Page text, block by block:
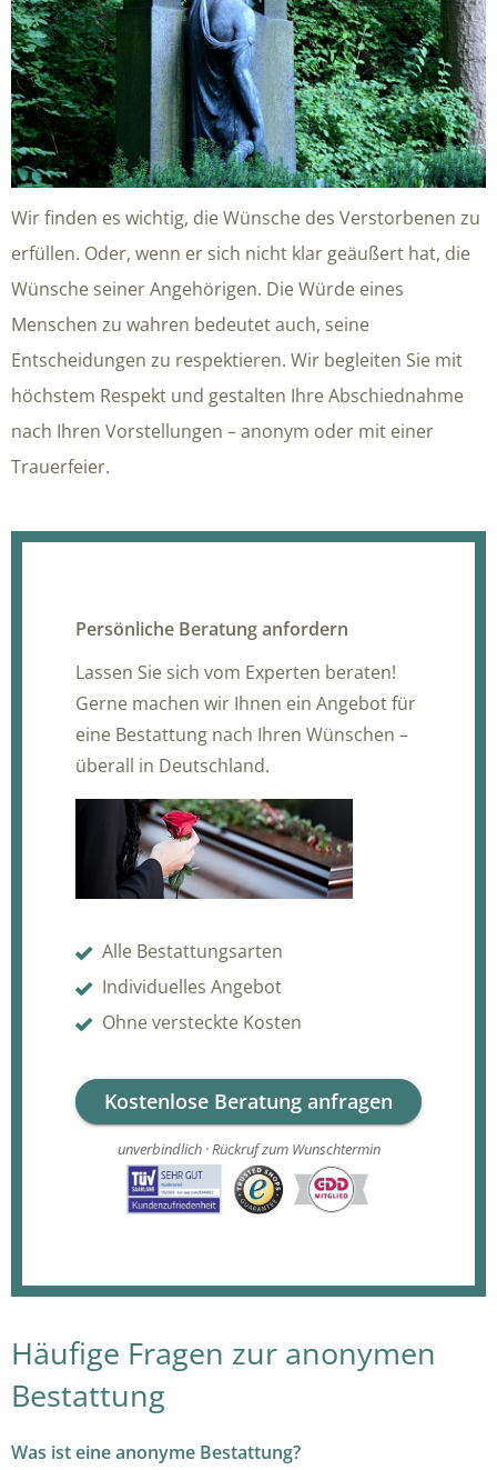
Wir finden es wichtig, die Wünsche des Verstorbenen zu
erfüllen. Oder, wenn er sich nicht klar geäußert hat, die
Wünsche seiner Angehörigen. Die Würde eines
Menschen zu wahren bedeutet auch, seine
Entscheidungen zu respektieren. Wir begleiten Sie mit
höchstem Respekt und gestalten Ihre Abschiednahme
nach Ihren Vorstellungen – anonym oder mit einer
Trauerfeier.
Persönliche Beratung anfordern
Lassen Sie sich vom Experten beraten!
Gerne machen wir Ihnen ein Angebot für
eine Bestattung nach Ihren Wünschen –
überall in Deutschland.
Alle Bestattungsarten
Individuelles Angebot
Ohne versteckte Kosten
Kostenlose Beratung anfragen
unverbindlich · Rückruf zum Wunschtermin
Häufige Fragen zur anonymen
Bestattung
Was ist eine anonyme Bestattung?